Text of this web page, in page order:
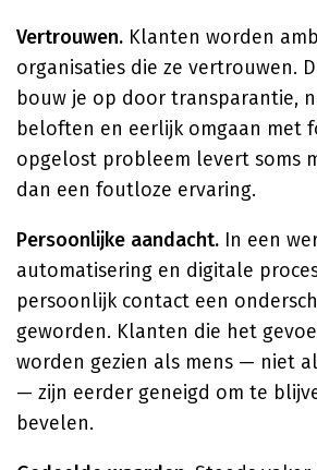
Vertrouwen. Klanten worden
organisaties die ze vertrouwen.
bouw je op door transparantie,
beloften en eerlijk omgaan met
opgelost probleem levert soms
dan een foutloze ervaring.
Persoonlijke aandacht. In een
automatisering en digitale
persoonlijk contact een
geworden. Klanten die het
worden gezien als mens — niet
— zijn eerder geneigd om te
bevelen.